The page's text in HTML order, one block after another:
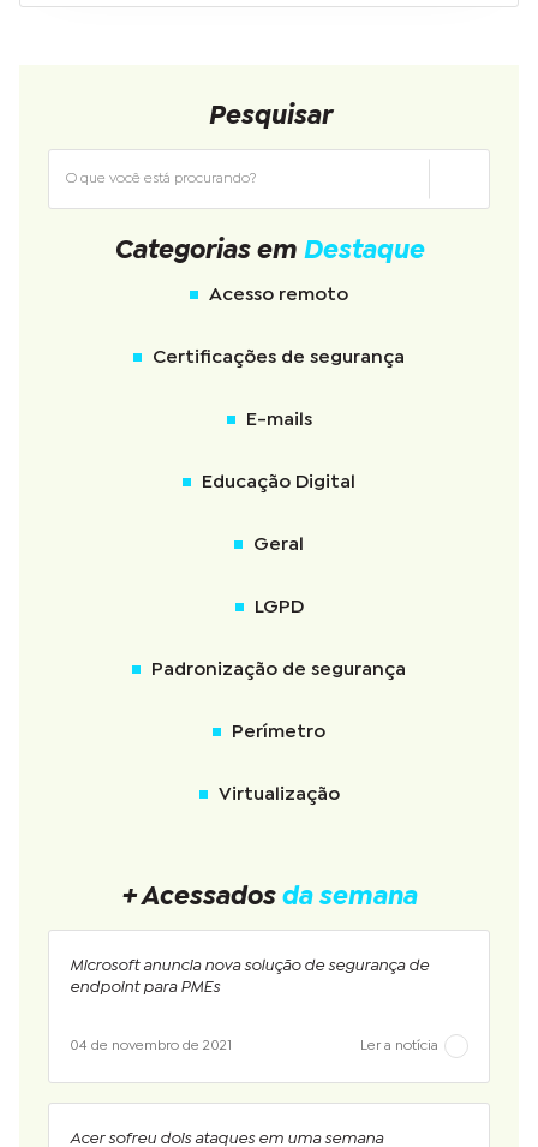
Pesquisar
Categorias em Destaque
Acesso remoto
Certificações de segurança
E-mails
Educação Digital
Geral
LGPD
Padronização de segurança
Perímetro
Virtualização
+ Acessados da semana
Microsoft anuncia nova solução de segurança de
endpoint para PMEs
04 de novembro de 2021 Ler a notícia
Acer sofreu dois ataques em uma semana